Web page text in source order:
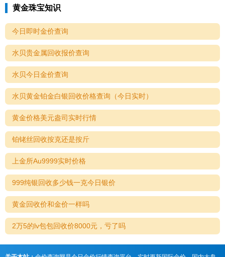
黄金珠宝知识
今日即时金价查询
水贝贵金属回收报价查询
水贝今日金价查询
水贝黄金铂金白银回收价格查询（今日实时）
黄金价格美元盎司实时行情
铂铑丝回收按克还是按斤
上金所Au9999实时价格
999纯银回收多少钱一克今日银价
黄金回收价和金价一样吗
2万5的lv包包回收价8000元，亏了吗